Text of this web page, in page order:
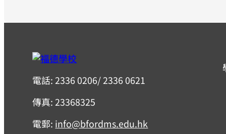
電話: 2336 0206/ 2336 0621
傳真: 23368325
電郵: info@bfordms.edu.hk